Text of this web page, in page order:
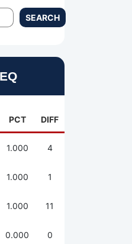
SEARCH
PCT DIFF
1.000 4
1.000 1
1.000 11
0.000 0